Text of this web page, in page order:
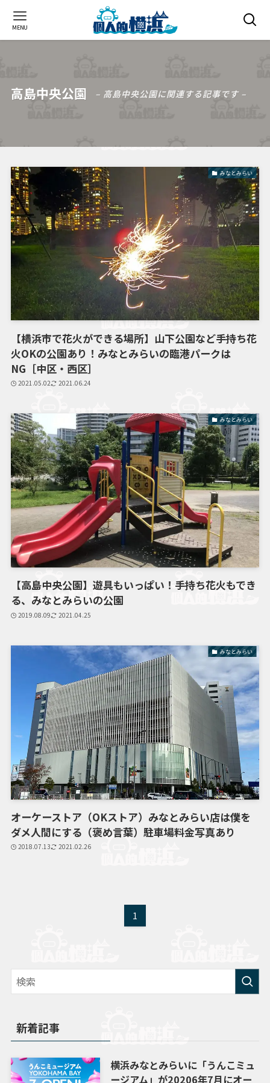
MENU
高島中央公園 – 高島中央公園に関連する記事です –
みなとみらい
【横浜市で花火ができる場所】山下公園など手持ち花
火OKの公園あり！みなとみらいの臨港パークは
NG［中区・西区］
2021.05.02 2021.06.24
みなとみらい
【高島中央公園】遊具もいっぱい！手持ち花火もでき
る、みなとみらいの公園
2019.08.09 2021.04.25
みなとみらい
オーケーストア（OKストア）みなとみらい店は僕を
ダメ人間にする（褒め言葉）駐車場料金写真あり
2018.07.13 2021.02.26
1
新着記事
横浜みなとみらいに「うんこミュ
ージアム」が20206年7月にオー